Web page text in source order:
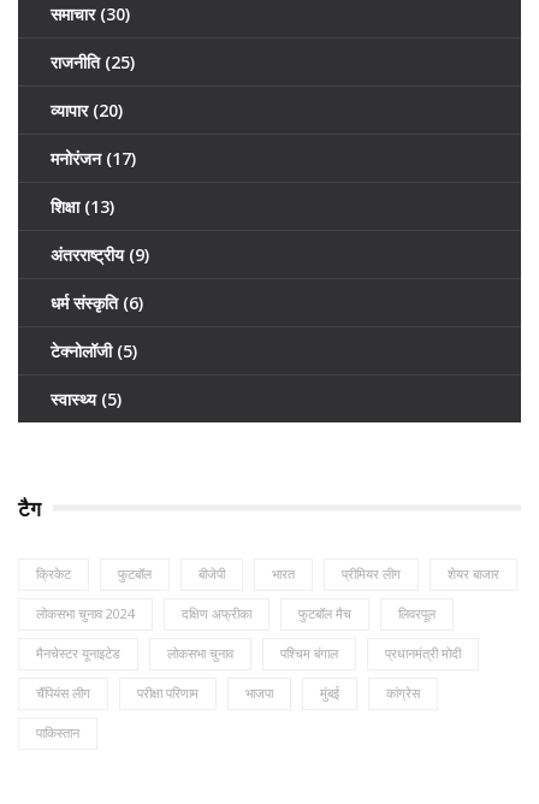
समाचार (30)
राजनीति (25)
व्यापार (20)
मनोरंजन (17)
शिक्षा (13)
अंतरराष्ट्रीय (9)
धर्म संस्कृति (6)
टेक्नोलॉजी (5)
स्वास्थ्य (5)
टैग
क्रिकेट फुटबॉल बीजेपी भारत प्रीमियर लीग शेयर बाजार
लोकसभा चुनाव 2024 दक्षिण अफ्रीका फुटबॉल मैच लिवरपूल
मैनचेस्टर यूनाइटेड लोकसभा चुनाव पश्चिम बंगाल प्रधानमंत्री मोदी
चैंपियंस लीग परीक्षा परिणाम भाजपा मुंबई कांग्रेस
पाकिस्तान